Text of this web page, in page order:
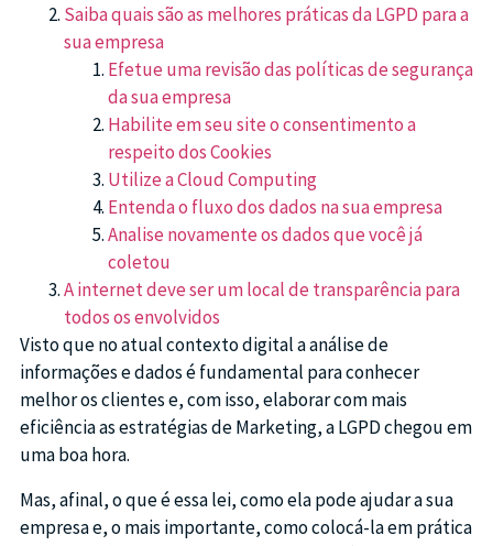
Saiba quais são as melhores práticas da LGPD para a
sua empresa
Efetue uma revisão das políticas de segurança
da sua empresa
Habilite em seu site o consentimento a
respeito dos Cookies
Utilize a Cloud Computing
Entenda o fluxo dos dados na sua empresa
Analise novamente os dados que você já
coletou
A internet deve ser um local de transparência para
todos os envolvidos
Visto que no atual contexto digital a análise de
informações e dados é fundamental para conhecer
melhor os clientes e, com isso, elaborar com mais
eficiência as estratégias de Marketing, a LGPD chegou em
uma boa hora.
Mas, afinal, o que é essa lei, como ela pode ajudar a sua
empresa e, o mais importante, como colocá-la em prática